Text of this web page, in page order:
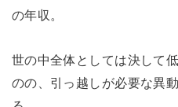
の年収。
世の中全体としては決して
のの、引っ越しが必要な異